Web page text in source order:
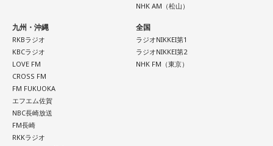
miracle!!
BAYFM 午前中のワイドプログラム。月～木朝9時から！
毎日にシゲキとイロドリを！ANNAがキラキラの音楽と
おしゃべりをお届けしています。
NHK AM（松山）
九州・沖縄
RKBラジオ
KBCラジオ
LOVE FM
CROSS FM
FM FUKUOKA
エフエム佐賀
NBC長崎放送
FM長崎
RKKラジオ
全国
ラジオNIKKEI第1
ラジオNIKKEI第2
NHK FM（東京）